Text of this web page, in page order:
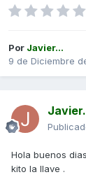
Por Javier...
9 de Diciembre
Hola buenos
kito la llave .